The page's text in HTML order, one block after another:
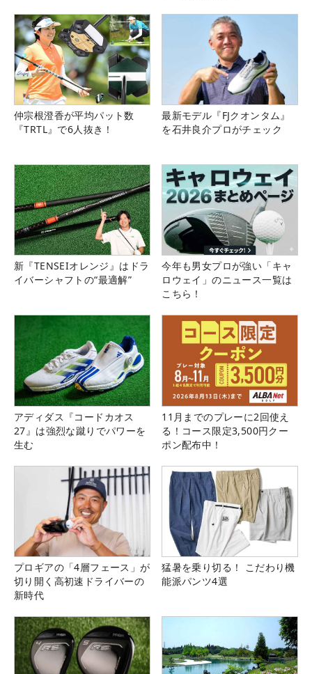
仲宗根澄香が平均パット数
『TRTL』で6人抜き！
最新モデル『FJクオンタム』
を石井良介プロがチェック
新『TENSEIオレンジ』はドラ
イバーシャフトの“最適解”
今年も男女プロが強い「キャ
ロウェイ」のニュース一覧は
こちら！
アディダス『コードカオス
27』は強烈な蹴りでパワーを
生む
11月までのプレーに2回使え
る！コース限定3,500円クー
ポン配布中！
プロギアの「4層フェース」が
切り開く高初速ドライバーの
新時代
猛暑を乗り切る！ こだわり機
能派パンツ4選